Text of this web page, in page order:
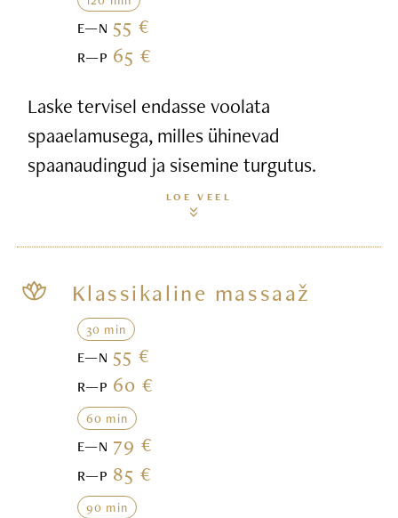
E—N 55 €
R—P 65 €
Laske tervisel endasse voolata
spaaelamusega, milles ühinevad
spaanaudingud ja sisemine turgutus.
LOE VEEL
Klassikaline massaaž
30 min
E—N 55 €
R—P 60 €
60 min
E—N 79 €
R—P 85 €
90 min